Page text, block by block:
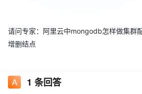
请问专家：阿里云中mongodb怎样做集群
增删结点
1 条回答